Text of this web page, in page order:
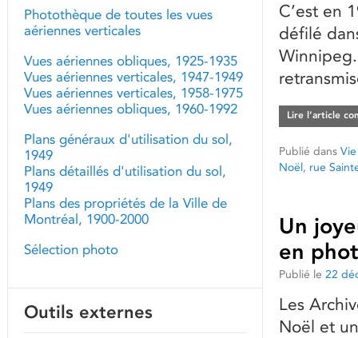
C’est en
défilé
Lire l’article
Publié dans
Noël, rue
Un
en
Publié le 22
Les
Noël et
Photothèque de toutes les vues
aériennes verticales
Vues aériennes obliques, 1925-1935
Vues aériennes verticales, 1947-1949
Vues aériennes verticales, 1958-1975
Vues aériennes obliques, 1960-1992
Plans généraux d'utilisation du sol,
1949
Plans détaillés d'utilisation du sol,
1949
Plans des propriétés de la Ville de
Montréal, 1900-2000
Sélection photo
Outils externes